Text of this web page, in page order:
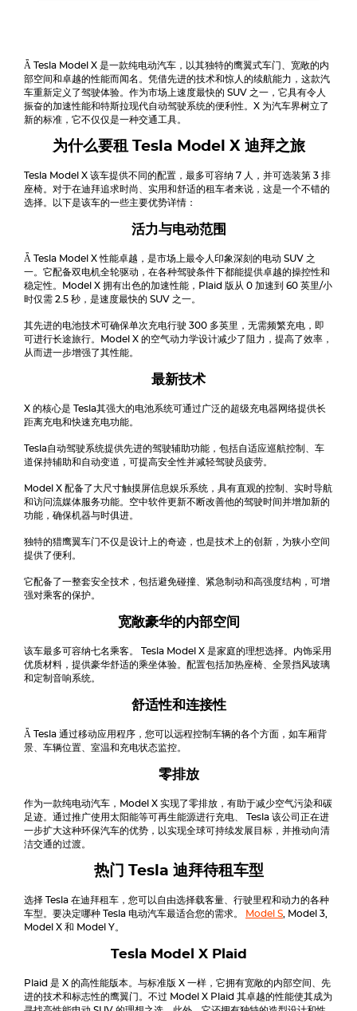
Ǟ Tesla Model X 是一款纯电动汽车，以其独特的鹰翼式车门、宽敞的内
部空间和卓越的性能而闻名。凭借先进的技术和惊人的续航能力，这款汽
车重新定义了驾驶体验。作为市场上速度最快的 SUV 之一，它具有令人
振奋的加速性能和特斯拉现代自动驾驶系统的便利性。X 为汽车界树立了
新的标准，它不仅仅是一种交通工具。
为什么要租 Tesla Model X迪拜之旅
Tesla Model X 该车提供不同的配置，最多可容纳 7 人，并可选装第 3 排
座椅。对于在迪拜追求时尚、实用和舒适的租车者来说，这是一个不错的
选择。以下是该车的一些主要优势详情：
活力与电动范围
Ǟ Tesla Model X性能卓越，是市场上最令人印象深刻的电动 SUV 之
一。它配备双电机全轮驱动，在各种驾驶条件下都能提供卓越的操控性和
稳定性。Model X 拥有出色的加速性能，Plaid 版从 0 加速到 60 英里/小
时仅需 2.5 秒，是速度最快的 SUV 之一。
其先进的电池技术可确保单次充电行驶 300 多英里，无需频繁充电，即
可进行长途旅行。Model X 的空气动力学设计减少了阻力，提高了效率，
从而进一步增强了其性能。
最新技术
X 的核心是 Tesla其强大的电池系统可通过广泛的超级充电器网络提供长
距离充电和快速充电功能。
Tesla自动驾驶系统提供先进的驾驶辅助功能，包括自适应巡航控制、车
道保持辅助和自动变道，可提高安全性并减轻驾驶员疲劳。
Model X 配备了大尺寸触摸屏信息娱乐系统，具有直观的控制、实时导航
和访问流媒体服务功能。空中软件更新不断改善他的驾驶时间并增加新的
功能，确保机器与时俱进。
独特的猎鹰翼车门不仅是设计上的奇迹，也是技术上的创新，为狭小空间
提供了便利。
它配备了一整套安全技术，包括避免碰撞、紧急制动和高强度结构，可增
强对乘客的保护。
宽敞豪华的内部空间
该车最多可容纳七名乘客。 Tesla Model X 是家庭的理想选择。内饰采用
优质材料，提供豪华舒适的乘坐体验。配置包括加热座椅、全景挡风玻璃
和定制音响系统。
舒适性和连接性
Ǟ Tesla 通过移动应用程序，您可以远程控制车辆的各个方面，如车厢背
景、车辆位置、室温和充电状态监控。
零排放
作为一款纯电动汽车，Model X 实现了零排放，有助于减少空气污染和碳
足迹。通过推广使用太阳能等可再生能源进行充电、 Tesla 该公司正在进
一步扩大这种环保汽车的优势，以实现全球可持续发展目标，并推动向清
洁交通的过渡。
热门 Tesla 迪拜待租车型
选择 Tesla 在迪拜租车，您可以自由选择载客量、行驶里程和动力的各种
车型。要决定哪种 Tesla 电动汽车最适合您的需求。 Model S , Model 3,
Model X 和 Model Y。
Tesla Model X Plaid
Plaid 是 X 的高性能版本。与标准版 X 一样，它拥有宽敞的内部空间、先
进的技术和标志性的鹰翼门。不过 Model X Plaid 其卓越的性能使其成为